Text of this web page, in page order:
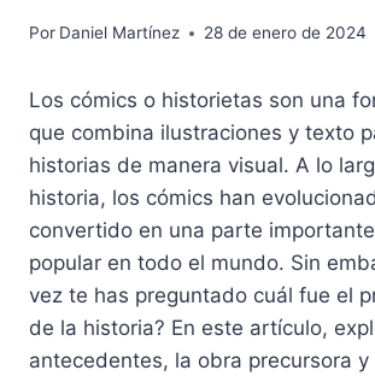
Por Daniel Martínez 28 de enero de 2024
Los cómics o historietas son una
que combina ilustraciones y texto
historias de manera visual. A lo
historia, los cómics han
convertido en una parte
popular en todo el mundo. Sin
vez te has preguntado cuál fue el
de la historia? En este artículo,
antecedentes, la obra precursora